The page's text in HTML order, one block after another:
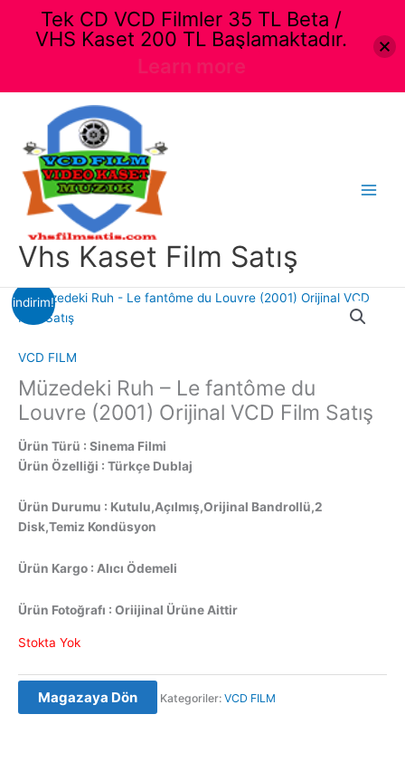
Vhs Kaset Film Satış
indirim!
VCD FILM
Müzedeki Ruh – Le fantôme du
Louvre (2001) Orijinal VCD Film Satış
Ürün Türü : Sinema Filmi
Ürün Özelliği : Türkçe Dublaj
Ürün Durumu : Kutulu,Açılmış,Orijinal Bandrollü,2
Disk,Temiz Kondüsyon
Ürün Kargo : Alıcı Ödemeli
Ürün Fotoğrafı : Oriijinal Ürüne Aittir
Stokta Yok
Magazaya Dön Kategoriler: VCD FILM
Tek CD VCD Filmler 35 TL Beta /
VHS Kaset 200 TL Başlamaktadır.
Learn more